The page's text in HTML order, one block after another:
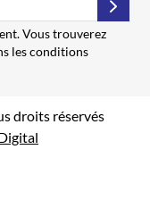
Vous trouverez
les conditions
droits réservés